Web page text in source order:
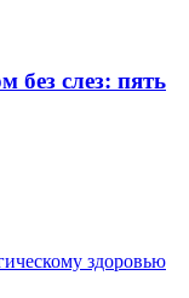
без слез: пять
здоровью